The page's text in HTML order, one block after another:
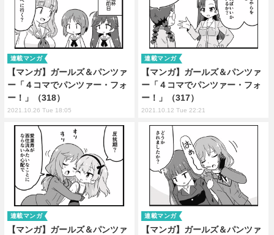
【マンガ】ガールズ＆パンツァ
ー「４コマでパンツァー・フォ
ー！」（318）
連載マンガ
2021.10.26 Tue 18:05
【マンガ】ガールズ＆パンツァ
ー「４コマでパンツァー・フォ
ー！」（317）
連載マンガ
2021.10.12 Tue 22:21
【マンガ】ガールズ＆パンツァ
連載マンガ
【マンガ】ガールズ＆パンツァ
連載マンガ